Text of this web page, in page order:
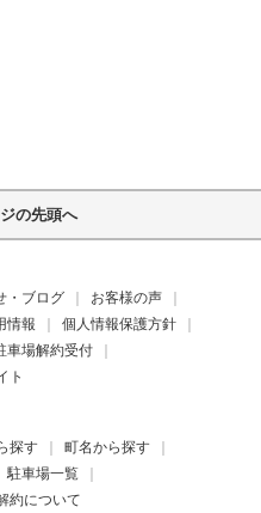
の先頭へ
・ブログ
お客様の声
情報
個人情報保護方針
車場解約受付
ト
探す
町名から探す
駐車場一覧
約について